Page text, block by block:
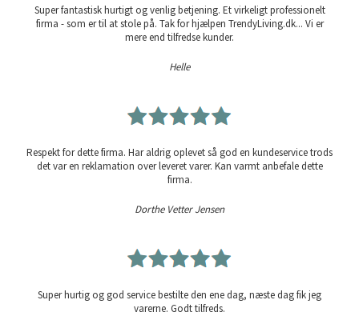
Super fantastisk hurtigt og venlig betjening. Et virkeligt professionelt
firma - som er til at stole på. Tak for hjælpen TrendyLiving.dk... Vi er
mere end tilfredse kunder.
Helle
Respekt for dette firma. Har aldrig oplevet så god en kundeservice trods
det var en reklamation over leveret varer. Kan varmt anbefale dette
firma.
Dorthe Vetter Jensen
Super hurtig og god service bestilte den ene dag, næste dag fik jeg
varerne. Godt tilfreds.